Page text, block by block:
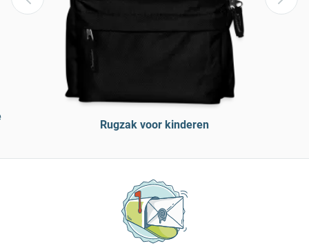
Rugzak voor kinderen